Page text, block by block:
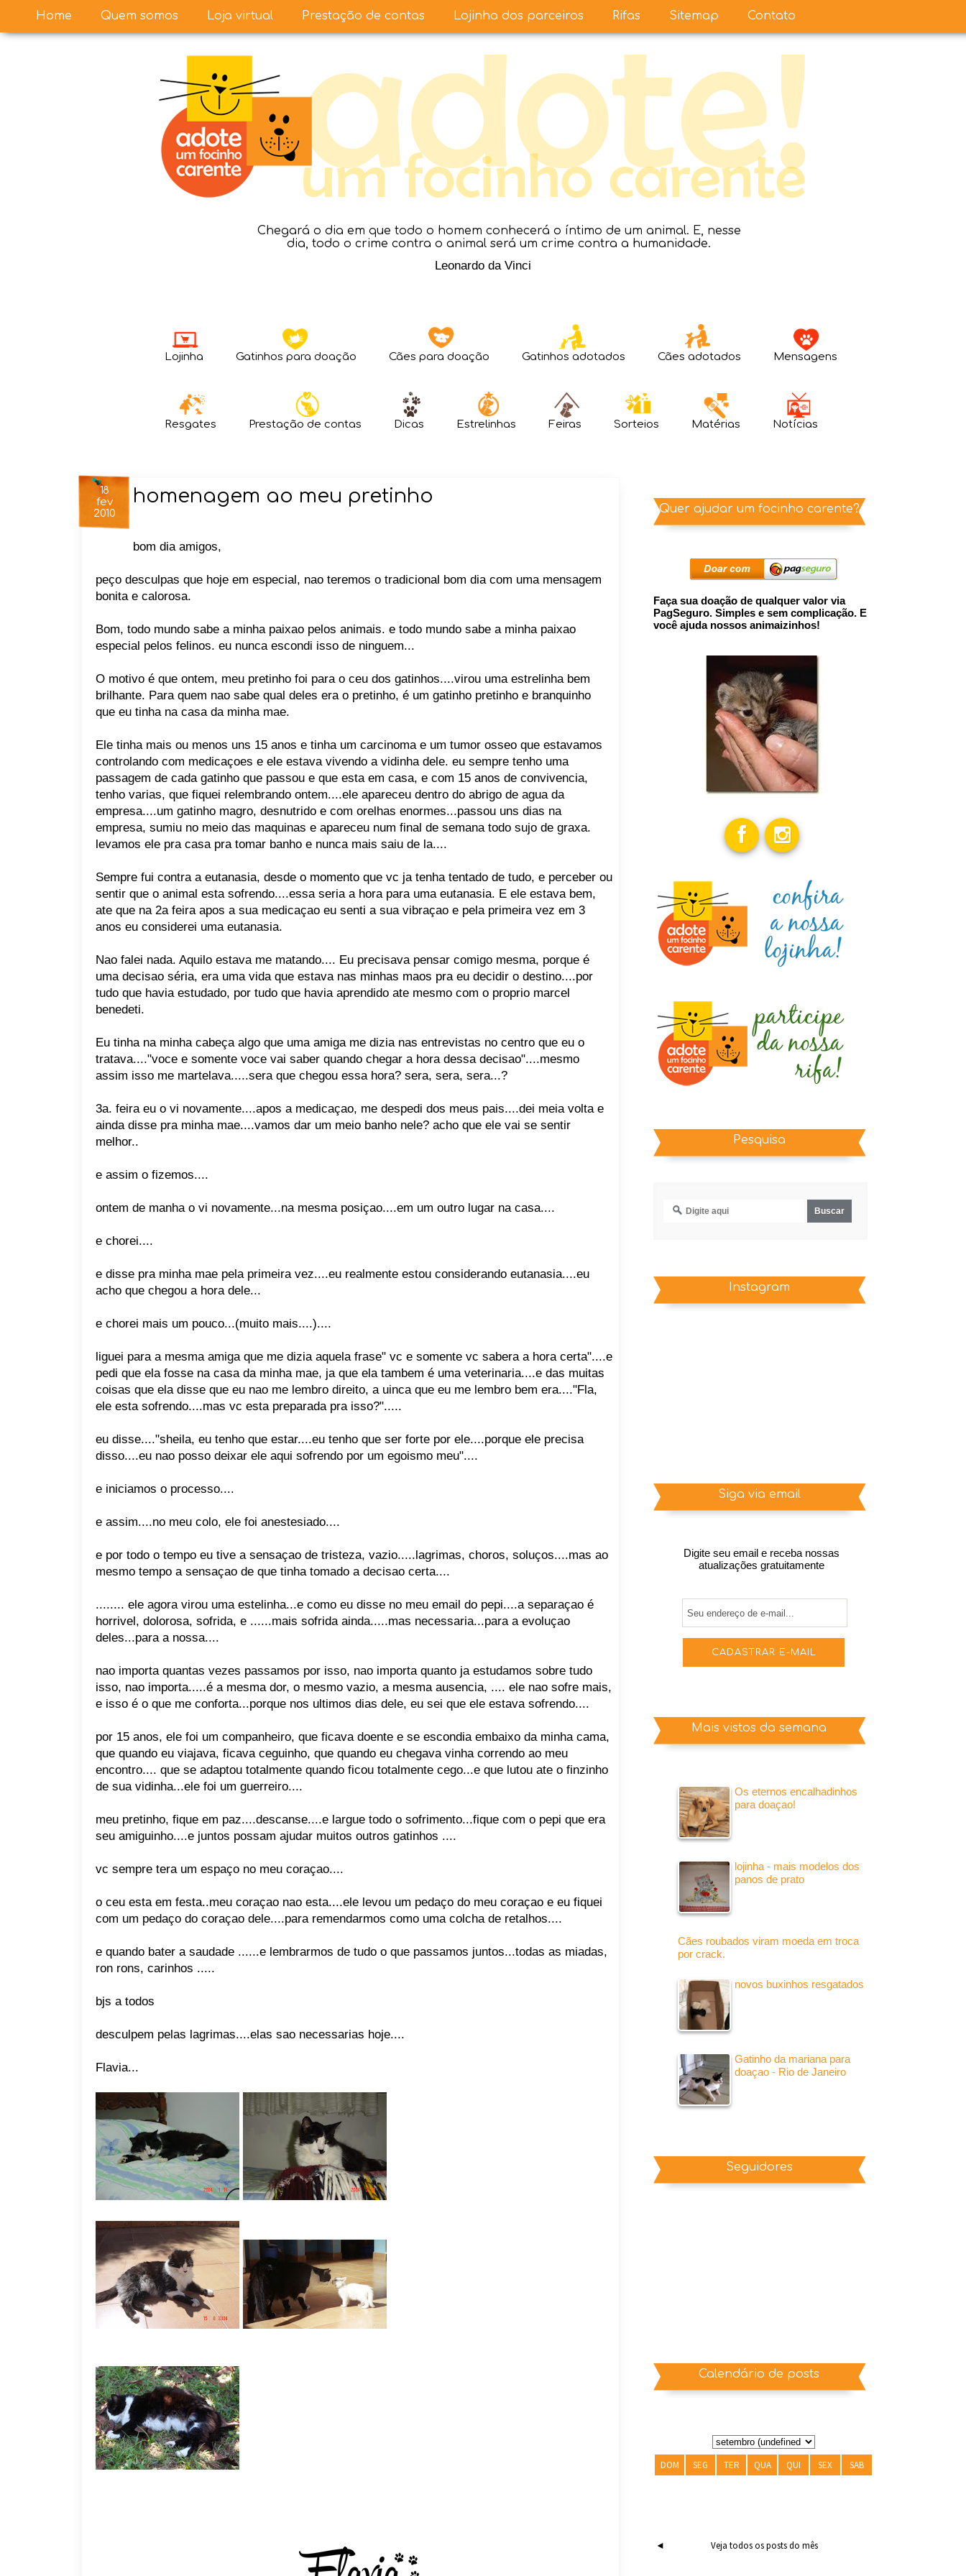
Chegará o dia em que todo o homem conhecerá o íntimo de um animal. E, nesse
dia, todo o crime contra o animal será um crime contra a humanidade.
Leonardo da Vinci
Lojinha Gatinhos para doação Cães para doação Gatinhos adotados Cães adotados Mensagens
Resgates Prestação de contas Dicas Estrelinhas Feiras Sorteios Matérias Notícias
18
fev
2010
homenagem ao meu pretinho
bom dia amigos,
peço desculpas que hoje em especial, nao teremos o tradicional bom dia com uma mensagem
bonita e calorosa.
Bom, todo mundo sabe a minha paixao pelos animais. e todo mundo sabe a minha paixao
especial pelos felinos. eu nunca escondi isso de ninguem...
O motivo é que ontem, meu pretinho foi para o ceu dos gatinhos....virou uma estrelinha bem
brilhante. Para quem nao sabe qual deles era o pretinho, é um gatinho pretinho e branquinho
que eu tinha na casa da minha mae.
Ele tinha mais ou menos uns 15 anos e tinha um carcinoma e um tumor osseo que estavamos
controlando com medicaçoes e ele estava vivendo a vidinha dele. eu sempre tenho uma
passagem de cada gatinho que passou e que esta em casa, e com 15 anos de convivencia,
tenho varias, que fiquei relembrando ontem....ele apareceu dentro do abrigo de agua da
empresa....um gatinho magro, desnutrido e com orelhas enormes...passou uns dias na
empresa, sumiu no meio das maquinas e apareceu num final de semana todo sujo de graxa.
levamos ele pra casa pra tomar banho e nunca mais saiu de la....
Sempre fui contra a eutanasia, desde o momento que vc ja tenha tentado de tudo, e perceber ou
sentir que o animal esta sofrendo....essa seria a hora para uma eutanasia. E ele estava bem,
ate que na 2a feira apos a sua medicaçao eu senti a sua vibraçao e pela primeira vez em 3
anos eu considerei uma eutanasia.
Nao falei nada. Aquilo estava me matando.... Eu precisava pensar comigo mesma, porque é
uma decisao séria, era uma vida que estava nas minhas maos pra eu decidir o destino....por
tudo que havia estudado, por tudo que havia aprendido ate mesmo com o proprio marcel
benedeti.
Eu tinha na minha cabeça algo que uma amiga me dizia nas entrevistas no centro que eu o
tratava...."voce e somente voce vai saber quando chegar a hora dessa decisao"....mesmo
assim isso me martelava.....sera que chegou essa hora? sera, sera, sera...?
3a. feira eu o vi novamente....apos a medicaçao, me despedi dos meus pais....dei meia volta e
ainda disse pra minha mae....vamos dar um meio banho nele? acho que ele vai se sentir
melhor..
e assim o fizemos....
ontem de manha o vi novamente...na mesma posiçao....em um outro lugar na casa....
e chorei....
e disse pra minha mae pela primeira vez....eu realmente estou considerando eutanasia....eu
acho que chegou a hora dele...
e chorei mais um pouco...(muito mais....)....
liguei para a mesma amiga que me dizia aquela frase" vc e somente vc sabera a hora certa"....e
pedi que ela fosse na casa da minha mae, ja que ela tambem é uma veterinaria....e das muitas
coisas que ela disse que eu nao me lembro direito, a uinca que eu me lembro bem era...."Fla,
ele esta sofrendo....mas vc esta preparada pra isso?".....
eu disse...."sheila, eu tenho que estar....eu tenho que ser forte por ele....porque ele precisa
disso....eu nao posso deixar ele aqui sofrendo por um egoismo meu"....
e iniciamos o processo....
e assim....no meu colo, ele foi anestesiado....
e por todo o tempo eu tive a sensaçao de tristeza, vazio.....lagrimas, choros, soluços....mas ao
mesmo tempo a sensaçao de que tinha tomado a decisao certa....
........ ele agora virou uma estelinha...e como eu disse no meu email do pepi....a separaçao é
horrivel, dolorosa, sofrida, e ......mais sofrida ainda.....mas necessaria...para a evoluçao
deles...para a nossa....
nao importa quantas vezes passamos por isso, nao importa quanto ja estudamos sobre tudo
isso, nao importa.....é a mesma dor, o mesmo vazio, a mesma ausencia, .... ele nao sofre mais,
e isso é o que me conforta...porque nos ultimos dias dele, eu sei que ele estava sofrendo....
por 15 anos, ele foi um companheiro, que ficava doente e se escondia embaixo da minha cama,
que quando eu viajava, ficava ceguinho, que quando eu chegava vinha correndo ao meu
encontro.... que se adaptou totalmente quando ficou totalmente cego...e que lutou ate o finzinho
de sua vidinha...ele foi um guerreiro....
meu pretinho, fique em paz....descanse....e largue todo o sofrimento...fique com o pepi que era
seu amiguinho....e juntos possam ajudar muitos outros gatinhos ....
vc sempre tera um espaço no meu coraçao....
o ceu esta em festa..meu coraçao nao esta....ele levou um pedaço do meu coraçao e eu fiquei
com um pedaço do coraçao dele....para remendarmos como uma colcha de retalhos....
e quando bater a saudade ......e lembrarmos de tudo o que passamos juntos...todas as miadas,
ron rons, carinhos .....
bjs a todos
desculpem pelas lagrimas....elas sao necessarias hoje....
Flavia...
Home Quem somos Loja virtual Prestação de contas Lojinha dos parceiros Rifas Sitemap Contato
Quer ajudar um focinho carente?
Faça sua doação de qualquer valor via
PagSeguro. Simples e sem complicação. E
você ajuda nossos animaizinhos!
Pesquisa
Instagram
Siga via email
Digite seu email e receba nossas
atualizações gratuitamente
Mais vistos da semana
Os eternos encalhadinhos
para doaçao!
lojinha - mais modelos dos
panos de prato
Cães roubados viram moeda em troca
por crack.
novos buxinhos resgatados
Gatinho da mariana para
doaçao - Rio de Janeiro
Seguidores
Calendário de posts
DOM SEG TER QUA QUI SEX SAB
◄ Veja todos os posts do mês